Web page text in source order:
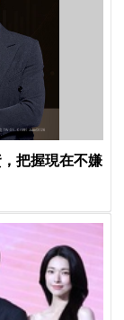
把握現在不嫌